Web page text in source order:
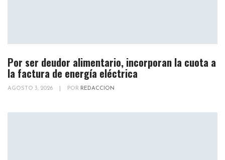
Por ser deudor alimentario, incorporan la cuota a
la factura de energía eléctrica
AGOSTO 3, 2026 POR REDACCION